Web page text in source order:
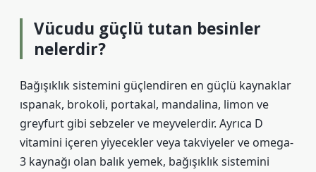
Vücudu güçlü tutan besinler
nelerdir?
Bağışıklık sistemini güçlendiren en güçlü kaynaklar
ıspanak, brokoli, portakal, mandalina, limon ve
greyfurt gibi sebzeler ve meyvelerdir. Ayrıca D
vitamini içeren yiyecekler veya takviyeler ve omega-
3 kaynağı olan balık yemek, bağışıklık sistemini